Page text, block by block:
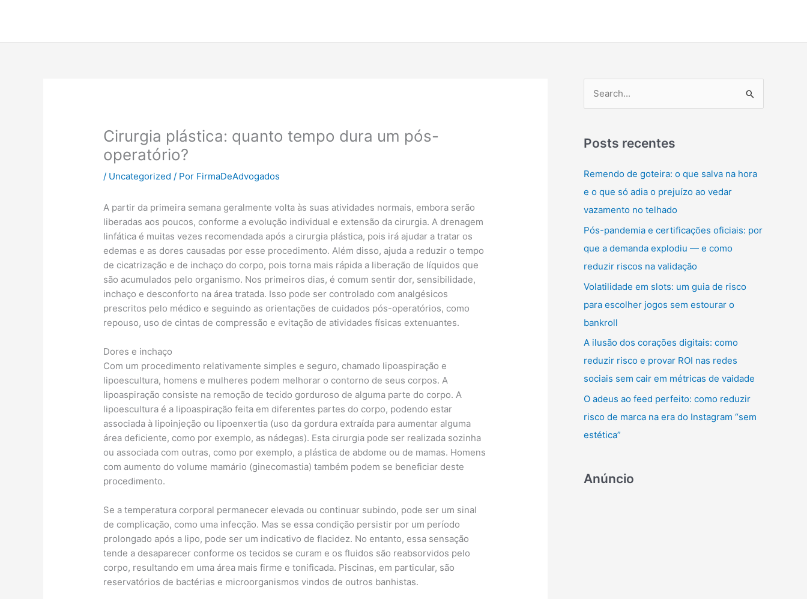
Cirurgia plástica: quanto tempo dura um pós-
operatório?
/ Uncategorized / Por FirmaDeAdvogados
A partir da primeira semana geralmente volta às suas atividades normais, embora serão
liberadas aos poucos, conforme a evolução individual e extensão da cirurgia. A drenagem
linfática é muitas vezes recomendada após a cirurgia plástica, pois irá ajudar a tratar os
edemas e as dores causadas por esse procedimento. Além disso, ajuda a reduzir o tempo
de cicatrização e de inchaço do corpo, pois torna mais rápida a liberação de líquidos que
são acumulados pelo organismo. Nos primeiros dias, é comum sentir dor, sensibilidade,
inchaço e desconforto na área tratada. Isso pode ser controlado com analgésicos
prescritos pelo médico e seguindo as orientações de cuidados pós-operatórios, como
repouso, uso de cintas de compressão e evitação de atividades físicas extenuantes.
Dores e inchaço
Com um procedimento relativamente simples e seguro, chamado lipoaspiração e
lipoescultura, homens e mulheres podem melhorar o contorno de seus corpos. A
lipoaspiração consiste na remoção de tecido gorduroso de alguma parte do corpo. A
lipoescultura é a lipoaspiração feita em diferentes partes do corpo, podendo estar
associada à lipoinjeção ou lipoenxertia (uso da gordura extraída para aumentar alguma
área deficiente, como por exemplo, as nádegas). Esta cirurgia pode ser realizada sozinha
ou associada com outras, como por exemplo, a plástica de abdome ou de mamas. Homens
com aumento do volume mamário (ginecomastia) também podem se beneficiar deste
procedimento.
Se a temperatura corporal permanecer elevada ou continuar subindo, pode ser um sinal
de complicação, como uma infecção. Mas se essa condição persistir por um período
prolongado após a lipo, pode ser um indicativo de flacidez. No entanto, essa sensação
tende a desaparecer conforme os tecidos se curam e os fluidos são reabsorvidos pelo
corpo, resultando em uma área mais firme e tonificada. Piscinas, em particular, são
reservatórios de bactérias e microorganismos vindos de outros banhistas.
q
i
s
a
r
p
o
r
:
Posts recentes
Remendo de goteira: o que salva na hora
e o que só adia o prejuízo ao vedar
vazamento no telhado
Pós-pandemia e certificações oficiais: por
que a demanda explodiu — e como
reduzir riscos na validação
Volatilidade em slots: um guia de risco
para escolher jogos sem estourar o
bankroll
A ilusão dos corações digitais: como
reduzir risco e provar ROI nas redes
sociais sem cair em métricas de vaidade
O adeus ao feed perfeito: como reduzir
risco de marca na era do Instagram “sem
estética”
Anúncio